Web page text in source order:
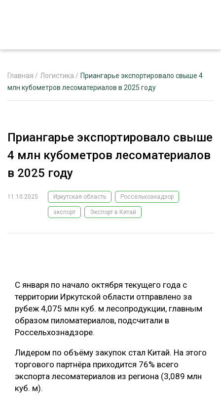
РЕКЛАМОДАТЕЛЯМ
ЛЕСНОЕ ХОЗЯЙСТВО
ЛЕСОЗАГОТОВКА
ОБРАБОТКА ДРЕВЕСИНЫ
ЛЕСОВОССТАНОВЛЕНИЕ И ЗАЩИТА
ЛОГИСТИКА
ПРОИЗВОДСТВО ДРЕВЕСНЫХ ПЛИТ
КОМПЛЕКСНАЯ ПЕРЕРАБОТКА
ЛЕСОПИЛЕНИЕ
ТЕМАТИЧЕСКИЕ ПРОЕКТЫ
ПОДБОРКИ СТАТЕЙ
ЭКСПЕРТНОЕ МНЕНИЕ
Главная / Логистика / Приангарье экспортировало свыше 4
млн кубометров лесоматериалов в 2025 году
Приангарье экспортировало свыше
4 млн кубометров лесоматериалов
в 2025 году
11.10.2025 Иркутская область Россельхознадзор
экспорт Экспорт в Китай
С января по начало октября текущего года с
территории Иркутской области отправлено за
рубеж 4,075 млн куб. м лесопродукции, главным
образом пиломатериалов, подсчитали в
Россельхознадзоре.
Лидером по объёму закупок стал Китай. На этого
торгового партнёра приходится 76% всего
экспорта лесоматериалов из региона (3,089 млн
куб. м).